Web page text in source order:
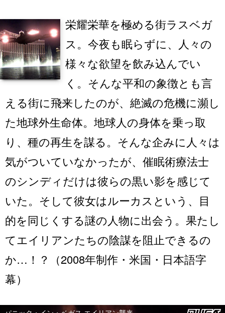
栄耀栄華を極める街ラスベガ
ス。今夜も眠らずに、人々の
様々な欲望を飲み込んでい
く。そんな平和の象徴とも言
える街に飛来したのが、絶滅の危機に瀕し
た地球外生命体。地球人の身体を乗っ取
り、種の再生を謀る。そんな企みに人々は
気がついていなかったが、催眠術療法士
のシンディだけは彼らの黒い影を感じて
いた。そして彼女はルーカスという、目
的を同じくする謎の人物に出会う。果たし
てエイリアンたちの陰謀を阻止できるの
か…！？（2008年制作・米国・日本語字
幕）